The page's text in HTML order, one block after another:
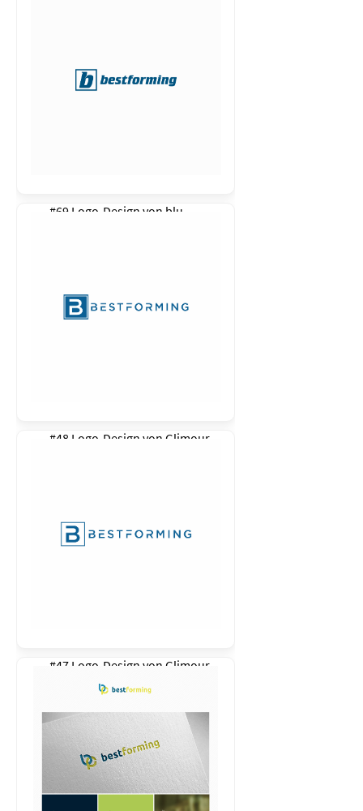
#69 Logo-Design von blu
#48 Logo-Design von Glimour
#47 Logo-Design von Glimour